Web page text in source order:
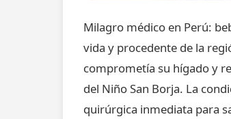
Milagro médico en Perú:
vida y procedente de la
comprometía su hígado y
del Niño San Borja. La
quirúrgica inmediata para